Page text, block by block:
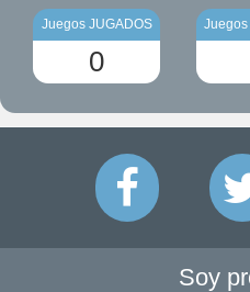
Juegos JUGADOS
0
Juegos
Soy